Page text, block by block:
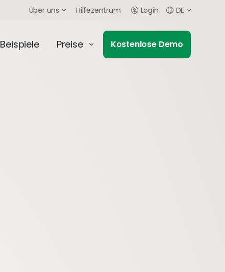
Über uns Hilfezentrum Login DE
Beispiele Preise Kostenlose Demo